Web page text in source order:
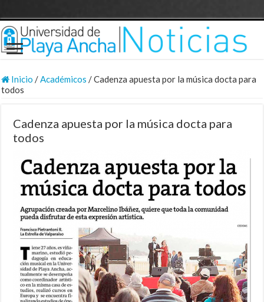
Inicio /Académicos /Cadenza apuesta por la música docta para
todos
Cadenza apuesta por la música docta para
todos